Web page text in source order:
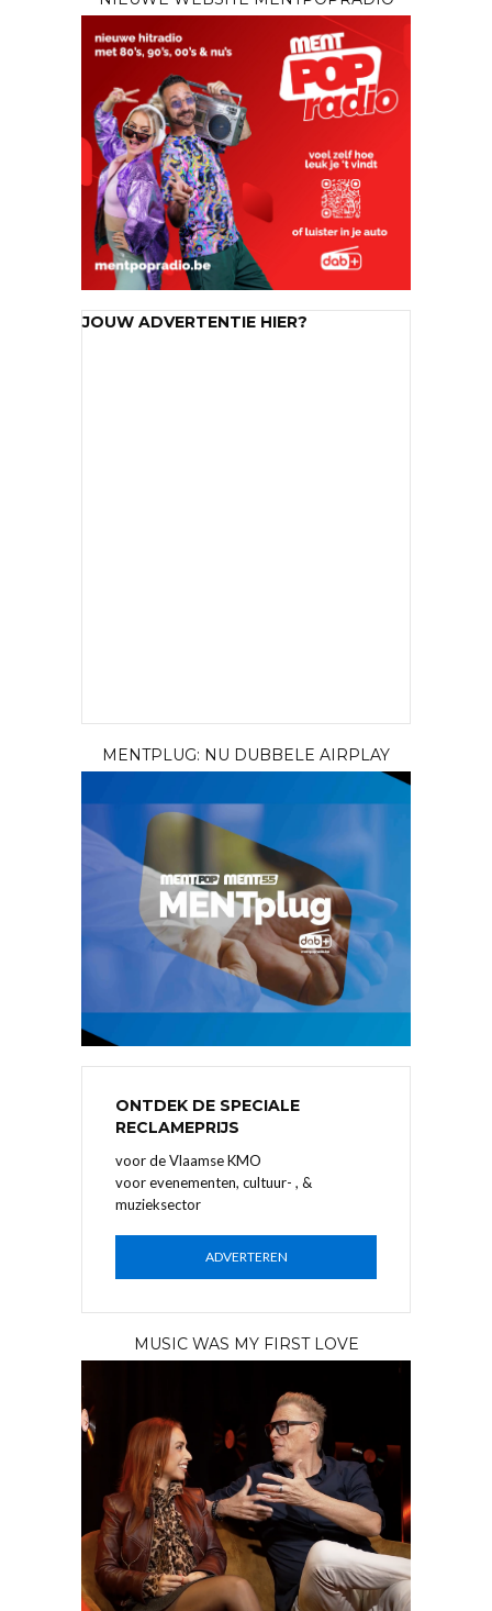
JOUW ADVERTENTIE HIER?
MENTPLUG: NU DUBBELE AIRPLAY
ONTDEK DE SPECIALE
RECLAMEPRIJS
voor de Vlaamse KMO
voor evenementen, cultuur- , &
muzieksector
ADVERTEREN
MUSIC WAS MY FIRST LOVE